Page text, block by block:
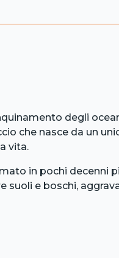
degli
che nasce da un
vita.
in pochi decenni
suoli e boschi,